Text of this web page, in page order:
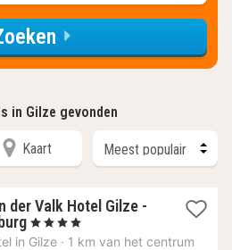
in Gilze gevonden
Kaart
der Valk Hotel Gilze -
1
nacht
, 4 Sterren
in Gilze · 1 km van het centrum